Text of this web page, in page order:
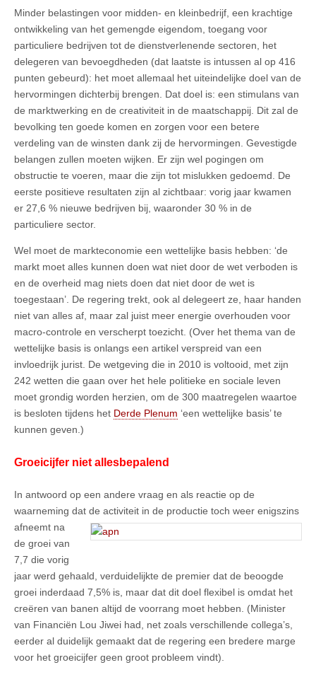
Minder belastingen voor midden- en kleinbedrijf, een krachtige
ontwikkeling van het gemengde eigendom, toegang voor
particuliere bedrijven tot de dienstverlenende sectoren, het
delegeren van bevoegdheden (dat laatste is intussen al op 416
punten gebeurd): het moet allemaal het uiteindelijke doel van de
hervormingen dichterbij brengen. Dat doel is: een stimulans van
de marktwerking en de creativiteit in de maatschappij. Dit zal de
bevolking ten goede komen en zorgen voor een betere
verdeling van de winsten dank zij de hervormingen. Gevestigde
belangen zullen moeten wijken. Er zijn wel pogingen om
obstructie te voeren, maar die zijn tot mislukken gedoemd. De
eerste positieve resultaten zijn al zichtbaar: vorig jaar kwamen
er 27,6 % nieuwe bedrijven bij, waaronder 30 % in de
particuliere sector.
Wel moet de markteconomie een wettelijke basis hebben: ‘de
markt moet alles kunnen doen wat niet door de wet verboden is
en de overheid mag niets doen dat niet door de wet is
toegestaan’. De regering trekt, ook al delegeert ze, haar handen
niet van alles af, maar zal juist meer energie overhouden voor
macro-controle en verscherpt toezicht. (Over het thema van de
wettelijke basis is onlangs een artikel verspreid van een
invloedrijk jurist. De wetgeving die in 2010 is voltooid, met zijn
242 wetten die gaan over het hele politieke en sociale leven
moet grondig worden herzien, om de 300 maatregelen waartoe
is besloten tijdens het Derde Plenum ‘een wettelijke basis’ te
kunnen geven.)
Groeicijfer niet allesbepalend
In antwoord op een andere vraag en als reactie op de
waarneming dat de activiteit in de productie toch weer enigszins
afneemt na
de groei van
7,7 die vorig
jaar werd gehaald, verduidelijkte de premier dat de beoogde
groei inderdaad 7,5% is, maar dat dit doel flexibel is omdat het
creëren van banen altijd de voorrang moet hebben. (Minister
van Financiën Lou Jiwei had, net zoals verschillende collega’s,
eerder al duidelijk gemaakt dat de regering een bredere marge
voor het groeicijfer geen groot probleem vindt).